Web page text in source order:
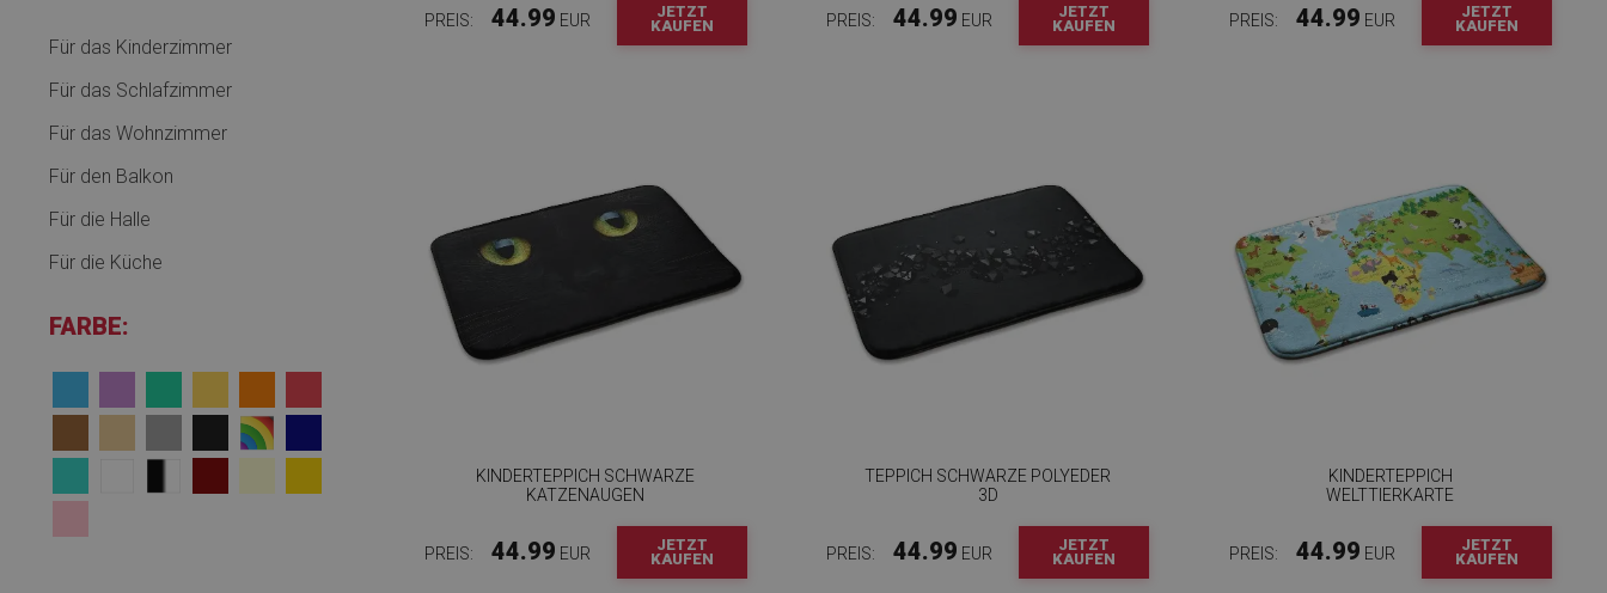
Für das Kinderzimmer
Für das Schlafzimmer
Für das Wohnzimmer
Für den Balkon
Für die Halle
Für die Küche
FARBE:
PREIS: 44.99 EUR
JETZT
KAUFEN
PREIS: 44.99 EUR
JETZT
KAUFEN
PREIS: 44.99 EUR
JETZT
KAUFEN
KINDERTEPPICH SCHWARZE
KATZENAUGEN
PREIS: 44.99 EUR
JETZT
KAUFEN
TEPPICH SCHWARZE POLYEDER
3D
PREIS: 44.99 EUR
JETZT
KAUFEN
KINDERTEPPICH
WELTTIERKARTE
PREIS: 44.99 EUR
JETZT
KAUFEN